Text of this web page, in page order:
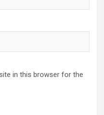
in this browser for the